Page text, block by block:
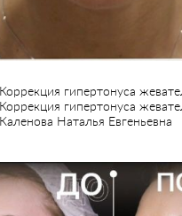
Коррекция гипертонуса
Коррекция гипертонуса
Каленова Наталья Евгеньевна